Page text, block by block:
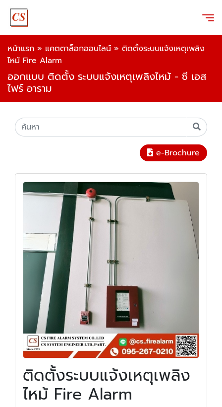
หน้าแรก » แคตตาล็อกออนไลน์ » ติดตั้งระบบแจ้งเหตุเพลิง
ไหม้ Fire Alarm
ออกแบบ ติดตั้ง ระบบแจ้งเหตุเพลิงไหม้ - ซี เอส
ไฟร์ อาราม
e-Brochure
ติดตั้งระบบแจ้งเหตุเพลิง
ไหม้ Fire Alarm